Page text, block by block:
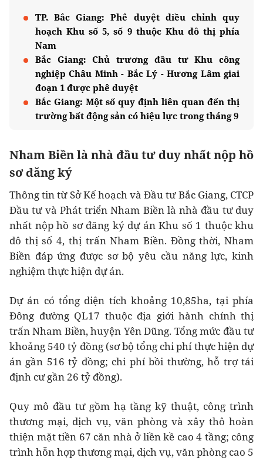
TP. Bắc Giang: Phê duyệt điều chỉnh quy
hoạch Khu số 5, số 9 thuộc Khu đô thị phía
Nam
Bắc Giang: Chủ trương đầu tư Khu công
nghiệp Châu Minh - Bắc Lý - Hương Lâm giai
đoạn 1 được phê duyệt
Bắc Giang: Một số quy định liên quan đến thị
trường bất động sản có hiệu lực trong tháng 9
Nham Biền là nhà đầu tư duy nhất nộp hồ
sơ đăng ký
Thông tin từ Sở Kế hoạch và Đầu tư Bắc Giang, CTCP
Đầu tư và Phát triển Nham Biền là nhà đầu tư duy
nhất nộp hồ sơ đăng ký dự án Khu số 1 thuộc khu
đô thị số 4, thị trấn Nham Biền. Đồng thời, Nham
Biền đáp ứng được sơ bộ yêu cầu năng lực, kinh
nghiệm thực hiện dự án.
Dự án có tổng diện tích khoảng 10,85ha, tại phía
Đông đường QL17 thuộc địa giới hành chính thị
trấn Nham Biền, huyện Yên Dũng. Tổng mức đầu tư
khoảng 540 tỷ đồng (sơ bộ tổng chi phí thực hiện dự
án gần 516 tỷ đồng; chi phí bồi thường, hỗ trợ tái
định cư gần 26 tỷ đồng).
Quy mô đầu tư gồm hạ tầng kỹ thuật, công trình
thương mại, dịch vụ, văn phòng và xây thô hoàn
thiện mặt tiền 67 căn nhà ở liền kề cao 4 tầng; công
trình hỗn hợp thương mại, dịch vụ, văn phòng cao 5